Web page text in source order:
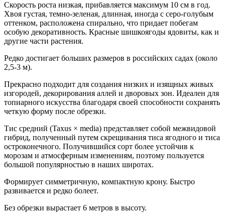
Скорость роста низкая, прибавляется максимум 10 см в год.
Хвоя густая, темно-зеленая, длинная, иногда с серо-голубым
оттенком, расположена спирально, что придает побегам
особую декоративность. Красные шишкоягоды ядовиты, как и
другие части растения.
Редко достигает больших размеров в российских садах (около
2,5-3 м).
Прекрасно подходит для создания низких и изящных живых
изгородей, декорирования аллей и дворовых зон. Идеален для
топиарного искусства благодаря своей способности сохранять
четкую форму после обрезки.
Тис средний (Taxus × media) представляет собой межвидовой
гибрид, полученный путем скрещивания тиса ягодного и тиса
остроконечного. Получившийся сорт более устойчив к
морозам и атмосферным изменениям, поэтому пользуется
большой популярностью в наших широтах.
Формирует симметричную, компактную крону. Быстро
развивается и редко болеет.
Без обрезки вырастает 6 метров в высоту.